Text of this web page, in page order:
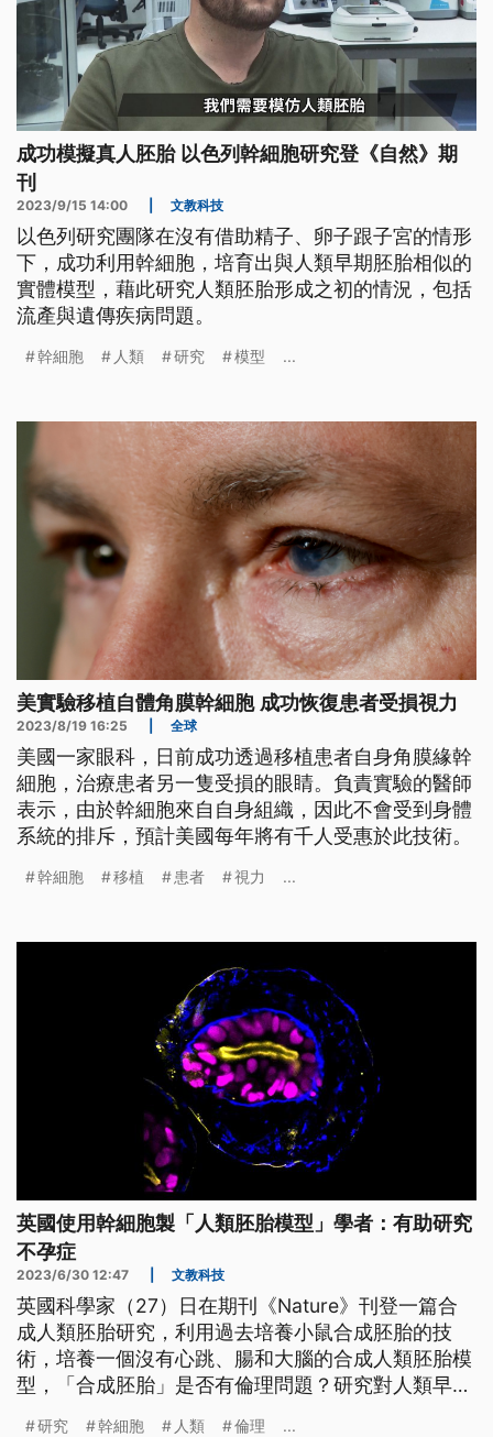
成功模擬真人胚胎 以色列幹細胞研究登《自然》期
刊
2023/9/15 14:00 文教科技
以色列研究團隊在沒有借助精子、卵子跟子宮的情形
下，成功利用幹細胞，培育出與人類早期胚胎相似的
實體模型，藉此研究人類胚胎形成之初的情況，包括
流產與遺傳疾病問題。
幹細胞 人類 研究 模型 ...
美實驗移植自體角膜幹細胞 成功恢復患者受損視力
2023/8/19 16:25 全球
美國一家眼科，日前成功透過移植患者自身角膜緣幹
細胞，治療患者另一隻受損的眼睛。負責實驗的醫師
表示，由於幹細胞來自自身組織，因此不會受到身體
系統的排斥，預計美國每年將有千人受惠於此技術。
幹細胞 移植 患者 視力 ...
英國使用幹細胞製「人類胚胎模型」學者：有助研究
不孕症
2023/6/30 12:47 文教科技
英國科學家（27）日在期刊《Nature》刊登一篇合
成人類胚胎研究，利用過去培養小鼠合成胚胎的技
術，培養一個沒有心跳、腸和大腦的合成人類胚胎模
型，「合成胚胎」是否有倫理問題？研究對人類早期
研究 幹細胞 人類 倫理 ...